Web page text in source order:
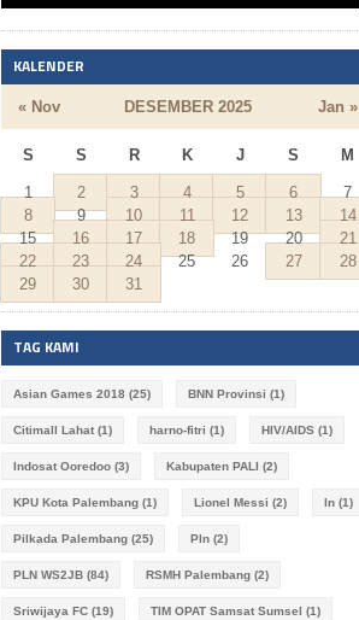
KALENDER
DESEMBER 2025
S S R K J S M
« Nov Jan »
1 2 3 4 5 6
7
8
9 10 11 12 13
14
15
16 17 18 19 20
21
22
23 24 25 26 27
28
29
30 31
TAG KAMI
Asian Games 2018 (25) BNN Provinsi (1)
Citimall Lahat (1) harno-fitri (1) HIV/AIDS (1)
Indosat Ooredoo (3) Kabupaten PALI (2)
KPU Kota Palembang (1) Lionel Messi (2) ln (1)
Pilkada Palembang (25) Pln (2)
PLN WS2JB (84) RSMH Palembang (2)
Sriwijaya FC (19) TIM OPAT Samsat Sumsel (1)